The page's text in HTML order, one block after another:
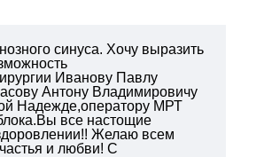
синуса. Хочу выразить
Иванову Павлу
Антону Владимировичу
Надежде,оператору МРТ
все настощие
Желаю всем
и любви! С